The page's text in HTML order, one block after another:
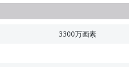
3300万画素